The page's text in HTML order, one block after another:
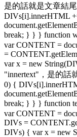
是的話就是文章結
DIVs[i].innerHTML
break; } } } function
var CONTENT =
=
var x = new
"innertext"，是的話
0) {
break; } } } function
var CONTENT =
DIVs =
DIVs) { var x = new